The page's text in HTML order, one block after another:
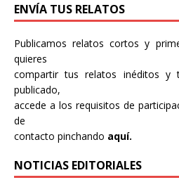
ENVÍA TUS RELATOS
Publicamos relatos cortos y
quieres
compartir tus relatos inéditos y
publicado,
accede a los requisitos de
de
contacto pinchando aquí.
NOTICIAS EDITORIALES